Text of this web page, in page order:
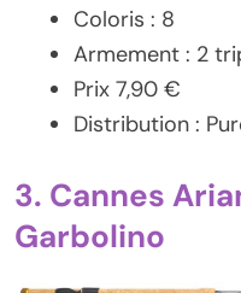
Coloris : 8
Armement : 2
Prix 7,90 €
Distribution :
3. Cannes
Garbolino